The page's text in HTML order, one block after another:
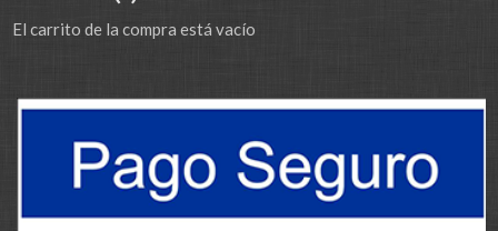
El carrito de la compra está vacío